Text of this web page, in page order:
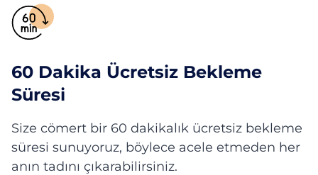
60 Dakika Ücretsiz Bekleme
Süresi
Size cömert bir 60 dakikalık ücretsiz bekleme
süresi sunuyoruz, böylece acele etmeden her
anın tadını çıkarabilirsiniz.